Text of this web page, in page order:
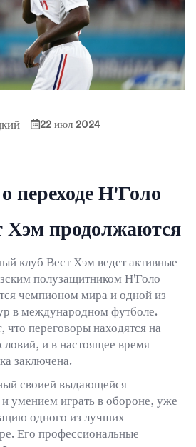
22 июл 2024
переходе Н'Голо
Хэм продолжаются
клуб Вест Хэм ведет активные
полузащитником Н'Голо
чемпионом мира и одной из
в международном футболе.
переговоры находятся на
и в настоящее время
заключена.
своией выдающейся
умением играть в обороне, уже
одного из лучших
Его профессиональные